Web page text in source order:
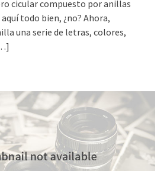
cicular compuesto por anillas
todo bien, ¿no? Ahora,
una serie de letras, colores,